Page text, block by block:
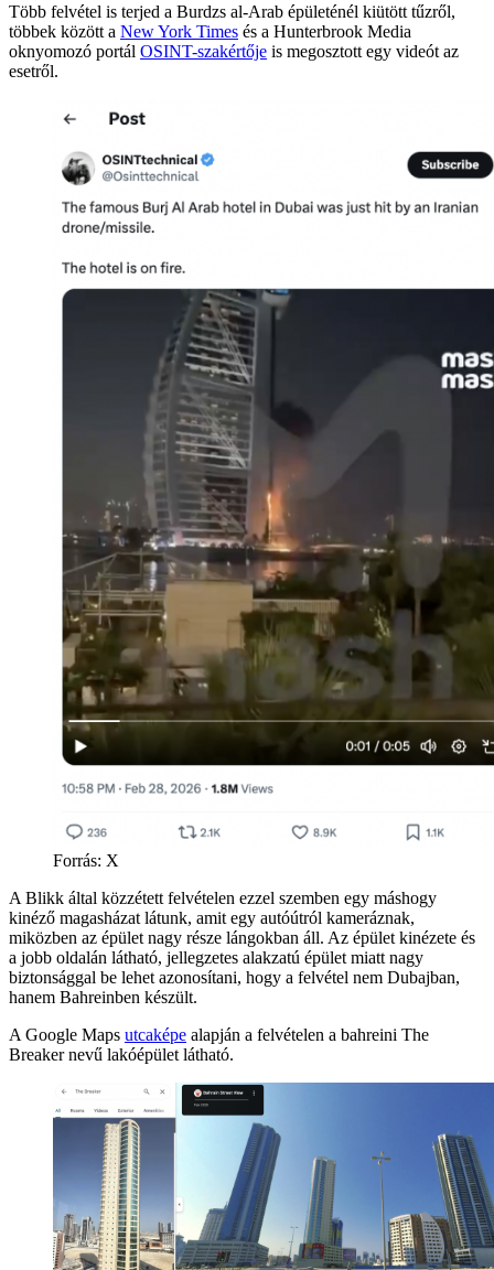
Több felvétel is terjed a Burdzs al-Arab épületénél kiütött tűzről,
többek között a New York Times és a Hunterbrook Media
oknyomozó portál OSINT-szakértője is megosztott egy videót az
esetről.
Forrás: X
A Blikk által közzétett felvételen ezzel szemben egy máshogy
kinéző magasházat látunk, amit egy autóútról kameráznak,
miközben az épület nagy része lángokban áll. Az épület kinézete és
a jobb oldalán látható, jellegzetes alakzatú épület miatt nagy
biztonsággal be lehet azonosítani, hogy a felvétel nem Dubajban,
hanem Bahreinben készült.
A Google Maps utcaképe alapján a felvételen a bahreini The
Breaker nevű lakóépület látható.